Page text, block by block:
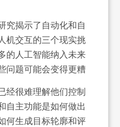
究揭示了自动化和自
机交互的三个现实挑
的人工智能纳入未来
问题可能会变得更糟
经很难理解他们控制
自主功能是如何做出
何生成目标轮廓和评